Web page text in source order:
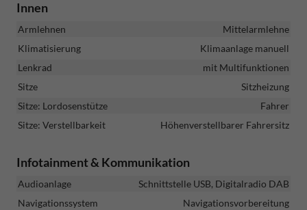
Innen
Armlehnen
Mittelarmlehne
Klimatisierung
Klimaanlage manuell
Lenkrad
mit Multifunktionen
Sitze
Sitzheizung
Sitze: Lordosenstütze
Fahrer
Sitze: Verstellbarkeit
Höhenverstellbarer Fahrersitz
Infotainment & Kommunikation
Audioanlage
Schnittstelle USB, Digitalradio DAB
Navigationssystem
Navigationsvorbereitung